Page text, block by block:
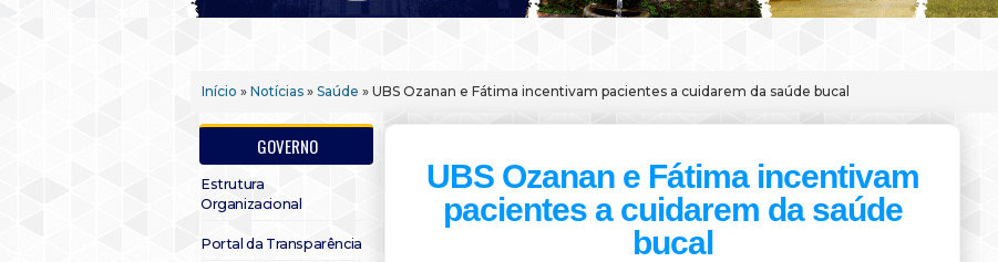
Início » Notícias » Saúde » UBS Ozanan e Fátima incentivam pacientes a cuidarem da saúde bucal
GOVERNO
Estrutura
Organizacional
Portal da Transparência
UBS Ozanan e Fátima incentivam
pacientes a cuidarem da saúde
bucal